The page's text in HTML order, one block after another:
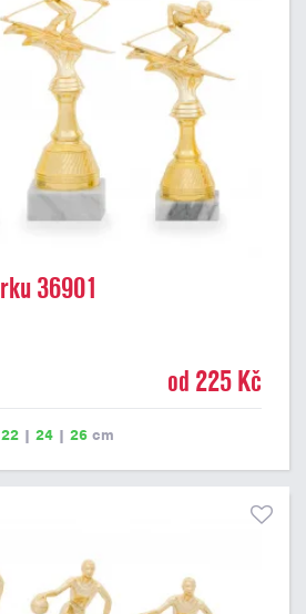
36901
od 225 Kč
22 | 24 | 26 cm